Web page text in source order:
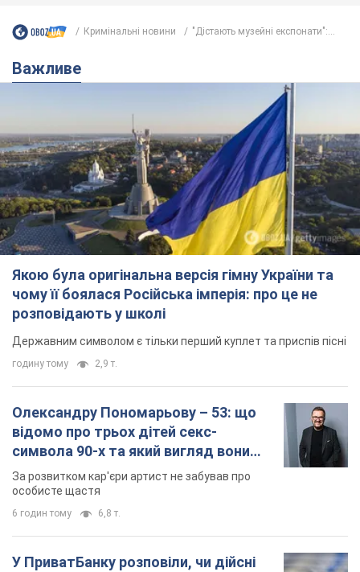
Кримінальні новини "Дістають музейні експонати":...
Важливе
Якою була оригінальна версія гімну України та
чому її боялася Російська імперія: про це не
розповідають у школі
Державним символом є тільки перший куплет та приспів пісні
годину тому 2,9 т.
Олександру Пономарьову – 53: що
відомо про трьох дітей секс-
символа 90-х та який вигляд вони
мають
За розвитком кар'єри артист не забував про
особисте щастя
6 годин тому 6,8 т.
У ПриватБанку розповіли, чи дійсні